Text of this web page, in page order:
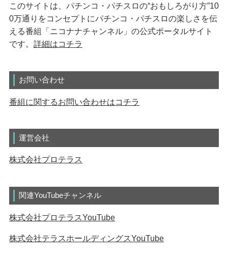
このサイトは、パチンコ・パチスロの“おもしろがり方”10
0万通りをコンセプトにパチンコ・パチスロの楽しさを伝
える番組「ニコナナチャンネル」の公式ポータルサイト
です。 詳細はコチラ
お問い合わせ
番組に関するお問い合わせはコチラ
運営会社
株式会社プロテラス
関連YouTubeチャンネル
株式会社プロテラスYouTube
株式会社テラスホールディングスYouTube